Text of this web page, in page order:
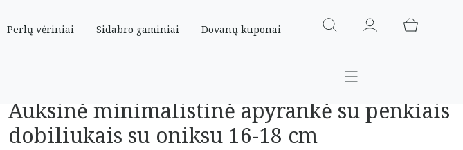
Perlų vėriniai Sidabro gaminiai Dovanų kuponai
Auksinė minimalistinė apyrankė su penkiais
dobiliukais su oniksu 16-18 cm